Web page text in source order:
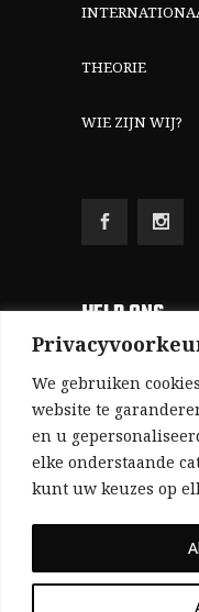
We gebruiken
website te
en u
elke onderstaande
kunt uw keuzes op
THEORIE
WIE ZIJN WIJ?
HELP ONS
Aangezien we
(zonder
advertenties en
voor de
afhankelijk van
Bij voorbaat